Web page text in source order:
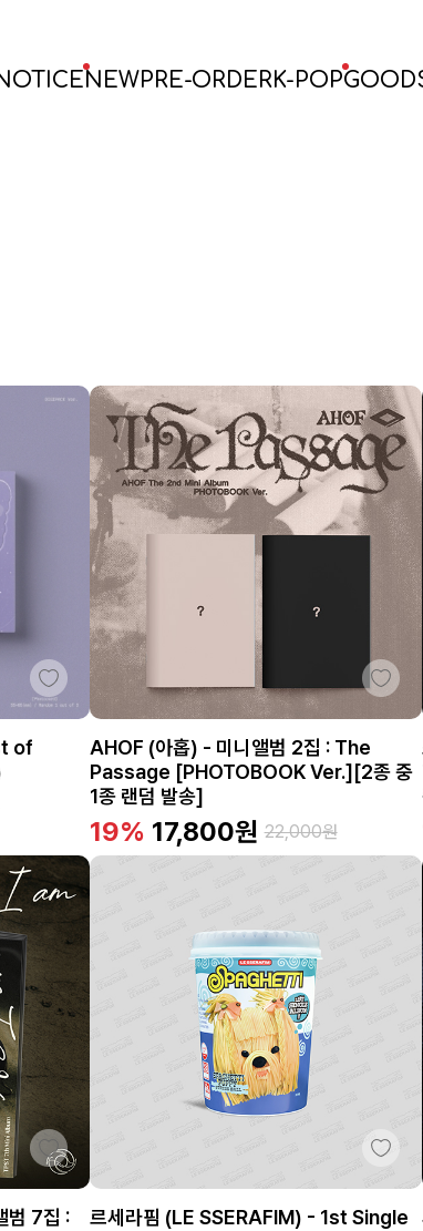
NEWPRE-ORDERK-POP
of
AHOF (아홉) - 미니앨범 2집 : The
Passage [PHOTOBOOK Ver.][2종 중
1종 랜덤 발송]
19% 17,800원 22,000원
범 7집 :
르세라핌 (LE SSERAFIM) - 1st Single